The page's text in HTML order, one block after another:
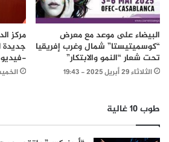
البيضاء على موعد مع معرض
“كوسميتيستا” شمال وغرب إفريقيا
تحت شعار “النمو والابتكار”
الثلاثاء 29 أبريل 2025 - 19:43
مركز
-فيديو
الخميس 14 ديسمبر
طوب 10 غالية